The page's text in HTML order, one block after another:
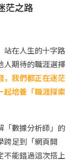
茫之路
站在人生的十字路
人期待的職涯選擇
，我們都正在迷茫
起培養「職涯探索
「數據分析師」的
跨足到「網頁開
不能錯過這次搭上